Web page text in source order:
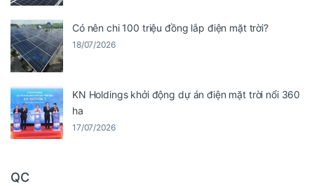
Có nên chi 100 triệu đồng lắp điện mặt trời?
18/07/2026
KN Holdings khởi động dự án điện mặt trời nổi 360
ha
17/07/2026
QC